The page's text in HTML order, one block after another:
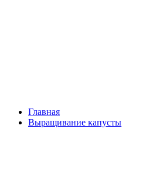
Главная
Выращивание капусты